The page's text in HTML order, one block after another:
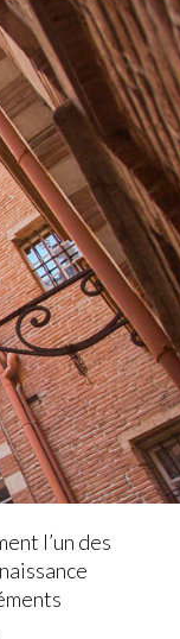
l’un des